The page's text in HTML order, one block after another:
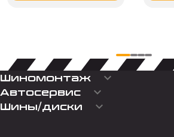
Шиномонтаж keyboard_arrow_down
Автосервис keyboard_arrow_down
Шины/диски keyboard_arrow_down